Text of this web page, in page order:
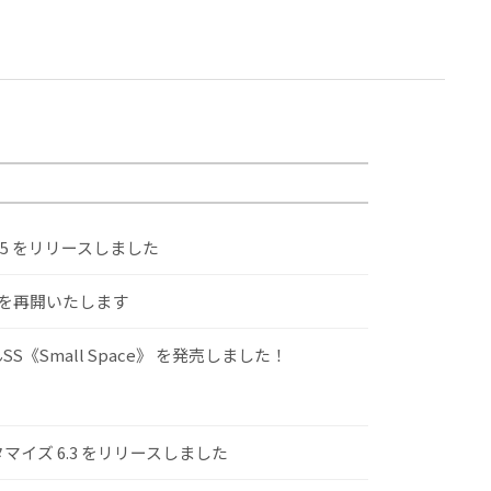
をリリースしました
再開いたします
《Small Space》 を発売しました！
イズ 6.3 をリリースしました